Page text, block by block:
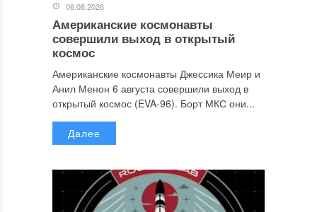
06.08.2026
Американские космонавты
совершили выход в открытый
космос
Американские космонавты Джессика Меир и
Анил Менон 6 августа совершили выход в
открытый космос (EVA-96). Борт МКС они...
Далее